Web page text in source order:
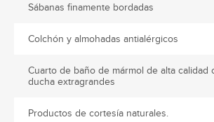
Sábanas finamente bordadas
Colchón y almohadas antialérgicos
Cuarto de baño de mármol de alta calidad
ducha extragrandes
Productos de cortesía naturales.